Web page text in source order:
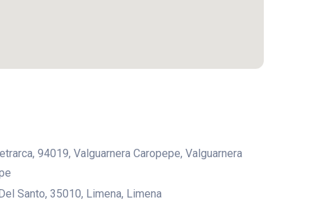
94019, Valguarnera Caropepe, Valguarnera
Santo, 35010, Limena, Limena